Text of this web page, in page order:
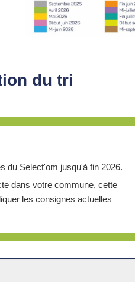
du tri
du Select'om jusqu'à fin 2026.
dans votre commune, cette
les consignes actuelles